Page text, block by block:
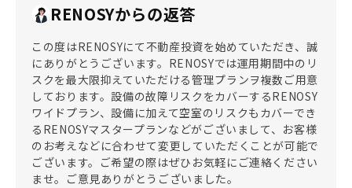
RENOSYからの返答
この度はRENOSYにて不動産投資を始めていただき、誠
にありがとうございます。RENOSYでは運用期間中のリ
スクを最大限抑えていただける管理プランヲ複数ご用意
しております。設備の故障リスクをカバーするRENOSY
ワイドプラン、設備に加えて空室のリスクもカバーでき
るRENOSYマスタープランなどがございまして、お客様
のお考えなどに合わせて変更していただくことが可能で
ございます。ご希望の際はぜひお気軽にご連絡ください
ませ。ご意見ありがとうございました。